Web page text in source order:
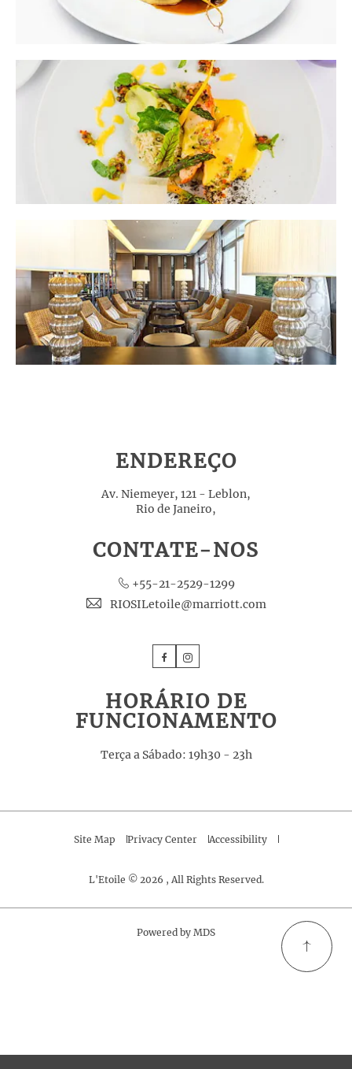
ENDEREÇO
Av. Niemeyer, 121 - Leblon,
Rio de Janeiro,
CONTATE-NOS
+55-21-2529-1299
RIOSILetoile@marriott.com
FacebookInstagram
HORÁRIO DE
FUNCIONAMENTO
Terça a Sábado: 19h30 - 23h
Site Map Privacy Center Accessibility
L'Etoile © 2026 , All Rights Reserved.
Powered by MDS